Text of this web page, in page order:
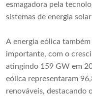
esmagadora pela
sistemas de energia
A energia eólica
importante, com o
atingindo 159 GW em
eólica representaram
renováveis, destacando